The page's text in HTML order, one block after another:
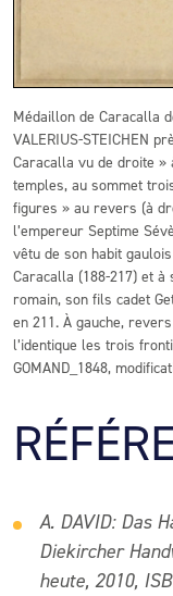
Médaillon de Caracalla
VALERIUS-STEICHEN
Caracalla vu de droite »
temples, au sommet
figures » au revers (à
l’empereur Septime
vêtu de son habit
Caracalla (188-217) et à
romain, son fils cadet
en 211. À gauche,
l’identique les trois
GOMAND_1848,
A. DAVID: Das
Diekircher
heute, 2010,